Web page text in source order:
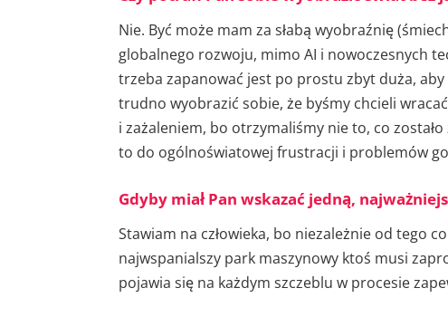
Nie. Być może mam za słabą wyobraźnię
globalnego rozwoju, mimo AI i nowoczesnych
trzeba zapanować jest po prostu zbyt duża,
trudno wyobrazić sobie, że byśmy chcieli
i zażaleniem, bo otrzymaliśmy nie to, co
to do ogólnoświatowej frustracji i problemów
Gdyby miał Pan wskazać jedną,
Stawiam na człowieka, bo niezależnie od tego
najwspanialszy park maszynowy ktoś musi
pojawia się na każdym szczeblu w procesie